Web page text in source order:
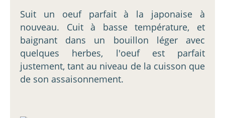
Suit un oeuf parfait à la japonaise à
nouveau. Cuit à basse température, et
baignant dans un bouillon léger avec
quelques herbes, l'oeuf est parfait
justement, tant au niveau de la cuisson que
de son assaisonnement.